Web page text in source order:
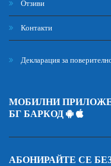
Отзиви
Контакти
Декларация за
МОБИЛНИ
БГ БАРКОД
АБОНИРАЙТЕ СЕ